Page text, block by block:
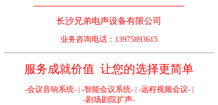
长沙兄弟电声设备有限公司
业务咨询电话：13975893615
服务成就价值 让您的选择更简单
-会议音响系统- | -智能会议系统- | -远程视频会议- |
-剧场剧院扩声-